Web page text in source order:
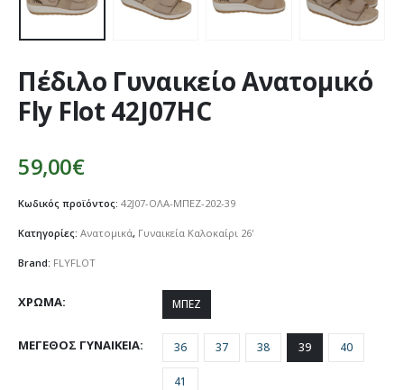
Πέδιλο Γυναικείο Ανατομικό
Fly Flot 42J07HC
59,00€
Κωδικός προϊόντος: 42J07-ΟΛΑ-ΜΠΕΖ-202-39
Κατηγορίες: Ανατομικά, Γυναικεία Καλοκαίρι 26'
Brand: FLYFLOT
ΧΡΩΜΑ ΜΠΕΖ
ΜΕΓΕΘΟΣ ΓΥΝΑΙΚΕΙΑ 36 37 38 39 40
41